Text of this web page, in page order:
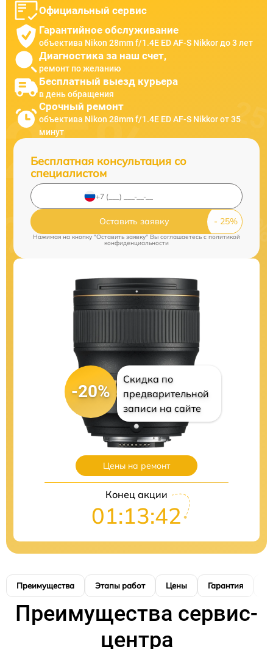
Официальный сервис
Гарантийное обслуживание
объектива Nikon 28mm f/1.4E ED AF-S Nikkor до 3 лет
Диагностика за наш счет,
ремонт по желанию
Бесплатный выезд курьера
в день обращения
Срочный ремонт
объектива Nikon 28mm f/1.4E ED AF-S Nikkor от 35
минут
Бесплатная консультация со
специалистом
Оставить заявку
Нажимая на кнопку "Оставить заявку" Вы соглашаетесь cполитикой
конфиденциальности
-20%
Скидка по
предварительной
записи на сайте
Цены на ремонт
Конец акции
01:13:41
Преимущества Этапы работ Цены Гарантия
Преимущества сервис-
центра